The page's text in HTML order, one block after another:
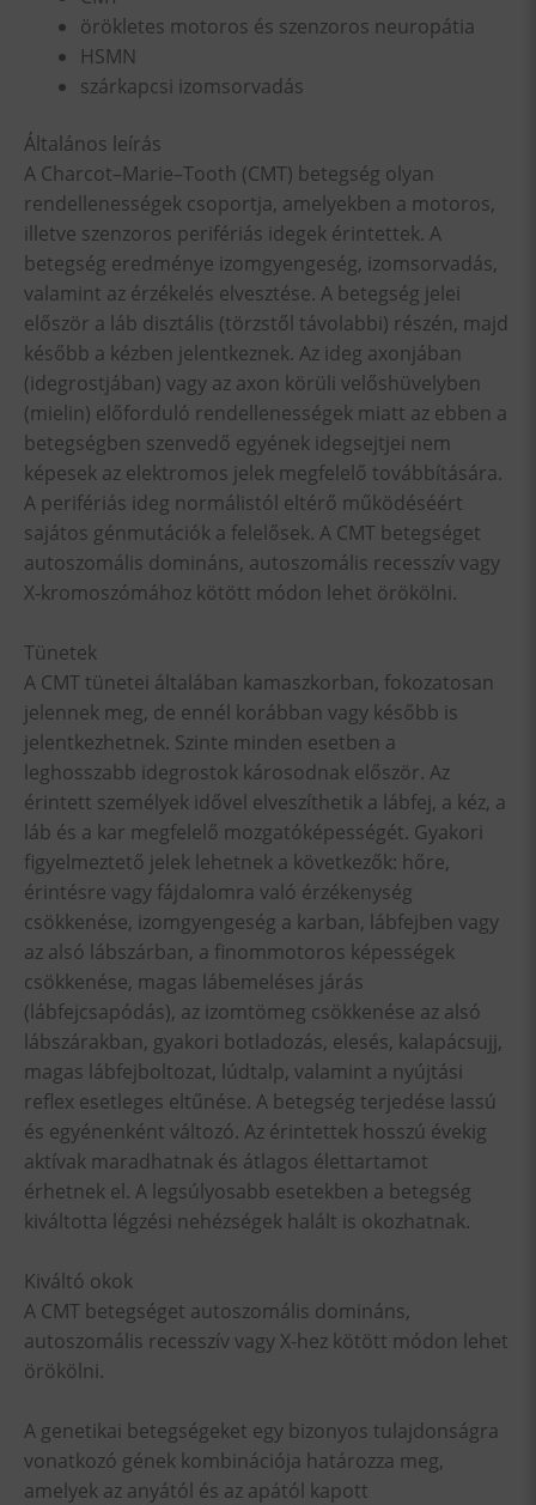
örökletes motoros és szenzoros neuropátia
HSMN
szárkapcsi izomsorvadás
Általános leírás
A Charcot–Marie–Tooth (CMT) betegség olyan
rendellenességek csoportja, amelyekben a motoros,
illetve szenzoros perifériás idegek érintettek. A
betegség eredménye izomgyengeség, izomsorvadás,
valamint az érzékelés elvesztése. A betegség jelei
először a láb disztális (törzstől távolabbi) részén, majd
később a kézben jelentkeznek. Az ideg axonjában
(idegrostjában) vagy az axon körüli velőshüvelyben
(mielin) előforduló rendellenességek miatt az ebben a
betegségben szenvedő egyének idegsejtjei nem
képesek az elektromos jelek megfelelő továbbítására.
A perifériás ideg normálistól eltérő működéséért
sajátos génmutációk a felelősek. A CMT betegséget
autoszomális domináns, autoszomális recesszív vagy
X-kromoszómához kötött módon lehet örökölni.
Tünetek
A CMT tünetei általában kamaszkorban, fokozatosan
jelennek meg, de ennél korábban vagy később is
jelentkezhetnek. Szinte minden esetben a
leghosszabb idegrostok károsodnak először. Az
érintett személyek idővel elveszíthetik a lábfej, a kéz, a
láb és a kar megfelelő mozgatóképességét. Gyakori
figyelmeztető jelek lehetnek a következők: hőre,
érintésre vagy fájdalomra való érzékenység
csökkenése, izomgyengeség a karban, lábfejben vagy
az alsó lábszárban, a finommotoros képességek
csökkenése, magas lábemeléses járás
(lábfejcsapódás), az izomtömeg csökkenése az alsó
lábszárakban, gyakori botladozás, elesés, kalapácsujj,
magas lábfejboltozat, lúdtalp, valamint a nyújtási
reflex esetleges eltűnése. A betegség terjedése lassú
és egyénenként változó. Az érintettek hosszú évekig
aktívak maradhatnak és átlagos élettartamot
érhetnek el. A legsúlyosabb esetekben a betegség
kiváltotta légzési nehézségek halált is okozhatnak.
Kiváltó okok
A CMT betegséget autoszomális domináns,
autoszomális recesszív vagy X-hez kötött módon lehet
örökölni.
A genetikai betegségeket egy bizonyos tulajdonságra
vonatkozó gének kombinációja határozza meg,
amelyek az anyától és az apától kapott